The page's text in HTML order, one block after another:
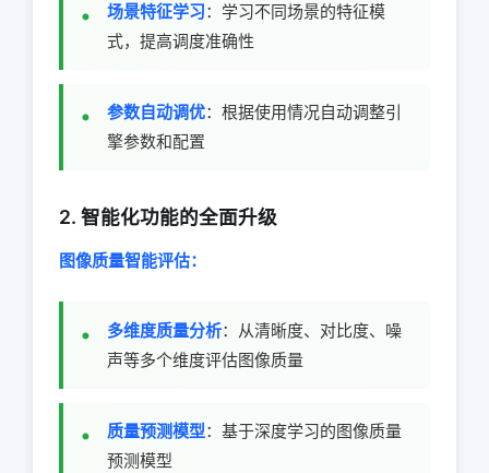
场景特征学习：学习不同场景的特征模
式，提高调度准确性
参数自动调优：根据使用情况自动调整引
擎参数和配置
2. 智能化功能的全面升级
图像质量智能评估：
多维度质量分析：从清晰度、对比度、噪
声等多个维度评估图像质量
质量预测模型：基于深度学习的图像质量
预测模型